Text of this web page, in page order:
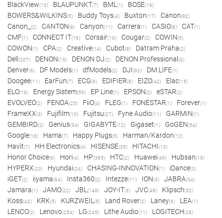
BlackView(13) BLAUPUNKT(7) BML (1) BOSE(19)
BOWERS&WILKINS(5) Buddy Toys(4) Buxton(17) Canon(82)
Canon_ (2) CANTON(8) Canyon(11) Carrera(1) CASIO(8) CAT(1)
CMF(1) CONNECT IT(16) Corsair(16) Cougar(2) COWIN(5)
COWON(1) CPA(2) Creative(14) Cubot(8) Datram Praha(2)
Dell (207) DENON(15) DENON DJ(2) DENON Professional (3)
Denver(6) DF Models(1) dfModels(2) DJI(92) DM.LIFE(1)
Doogee(11) EarFun(7) ECG(9) EDIFIER(8) EIZO(42) Elac(15)
ELO(16) Energy Sistem(59) EP Line(1) EPSON(2) eSTAR(2)
EVOLVEO(2) FENDA(25) FiiO(4) FLEG(1) FONESTAR(1) Forever(1)
FrameXX(3) Fujifilm(10) Fujitsu(27) Fyne Audio(11) GARMIN(1)
GEMBIRD(2) Genius(34) GIGABYTE(12) Gigaset(1) GoGEN(54)
Google(16) Hama(7) Happy Plugs(5) Harman/Kardon(12)
Havit(7) HH Electronics(4) HISENSE(35) HITACHI(13)
Honor Choice(6) Hori(4) HP(385) HTC(2) Huawei(49) Hubsan(18)
HYPERX(23) Hyundai(24) CHASING-INNOVATION(1) iDance(3)
iGET(2) iiyama(94) Insta360(2) Intezze(11) ION(3) JABRA(34)
Jamara(1) JAMO(22) JBL (149) JOY-IT(3) JVC(49) Klipsch(32)
Koss(42) KRK(5) KURZWEIL (5) Land Rover(2) Laney(6) LEA(1)
LENCO(2) Lenovo(254) LG(245) Lithe Audio(11) LOGITECH(28)